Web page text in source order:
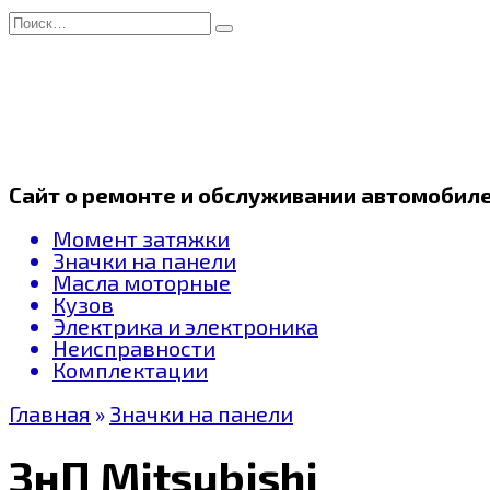
Перейти
к
Search
for:
Сайт о ремонте и обслуживании
Момент затяжки
Значки на панели
Масла моторные
Кузов
Электрика и электроника
Неисправности
Комплектации
Главная » Значки на панели
ЗнП Mitsubishi